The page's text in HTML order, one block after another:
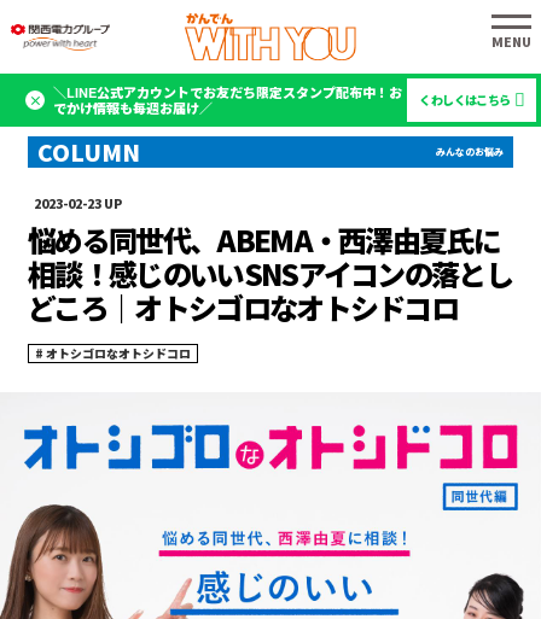
＼LINE公式アカウントでお友だち限定スタンプ配布中！お
でかけ情報も毎週お届け／
くわしくはこちら
2023-02-23
悩める同世代、ABEMA・西澤由夏氏に
相談！感じのいいSNSアイコンの落とし
どころ｜オトシゴロなオトシドコロ
オトシゴロなオトシドコロ